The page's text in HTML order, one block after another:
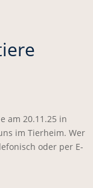
am 20.11.25 in
im Tierheim. Wer
oder per E-